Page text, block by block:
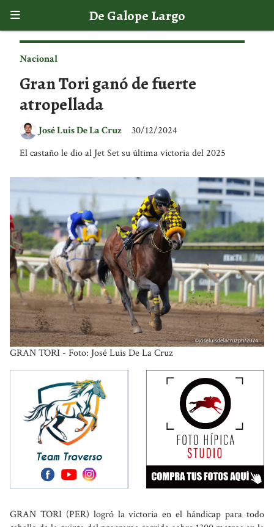
De Galope Largo
Gran Tori ganó de fuerte
atropellada
El castaño le dio al Jet Set su última victoria del 2025
Nacional
30/12/2024
José Luis De La Cruz
GRAN TORI - Foto: José Luis De La Cruz
GRAN TORI (PER) logró la victoria en el hándicap para todo